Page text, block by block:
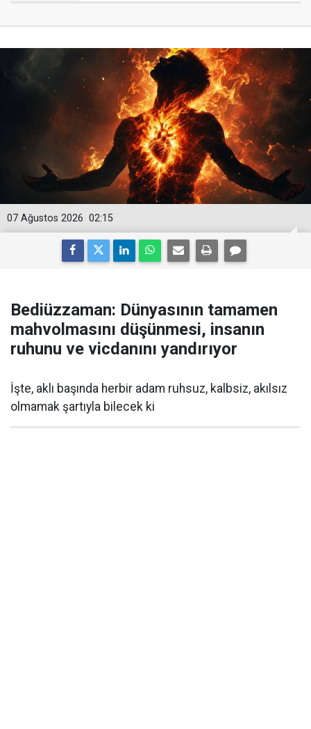
02:15
07 Ağustos 2026
Bediüzzaman: Dünyasının tamamen
mahvolmasını düşünmesi, insanın
ruhunu ve vicdanını yandırıyor
İşte, aklı başında herbir adam ruhsuz, kalbsiz, akılsız
olmamak şartıyla bilecek ki